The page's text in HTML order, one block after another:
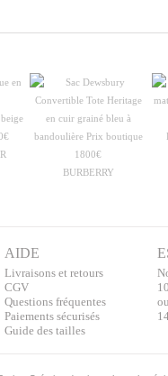
BURBERRY
AIDE
Livraisons et retours
CGV
Questions fréquentes
Paiements sécurisés
Guide des tailles